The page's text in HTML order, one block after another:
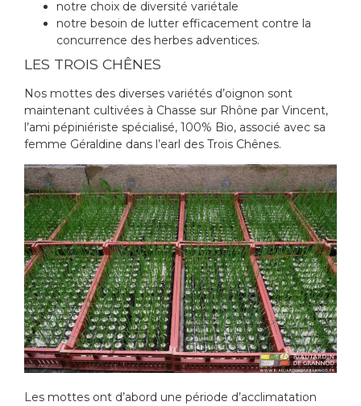
notre choix de diversité variétale
notre besoin de lutter efficacement contre la
concurrence des herbes adventices.
LES TROIS CHÊNES
Nos mottes des diverses variétés d’oignon sont
maintenant cultivées à Chasse sur Rhône par Vincent,
l’ami pépiniériste spécialisé, 100% Bio, associé avec sa
femme Géraldine dans l’earl des Trois Chênes.
Les mottes ont d’abord une période d’acclimatation